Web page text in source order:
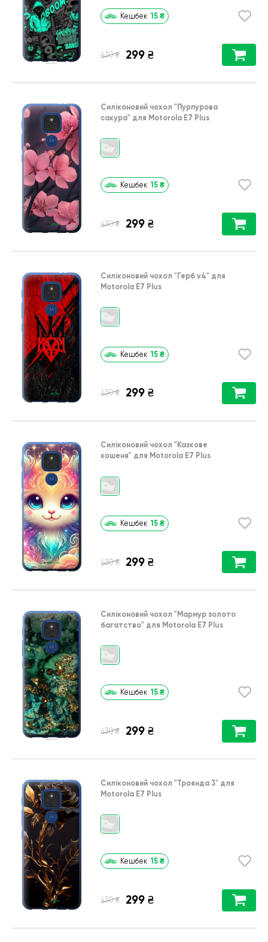
Кешбек 15 ₴
430 ₴ 299 ₴
Силіконовий чохол "Пурпурова
сакура" для Motorola E7 Plus
Кешбек 15 ₴
430 ₴ 299 ₴
Силіконовий чохол "Герб v4" для
Motorola E7 Plus
Кешбек 15 ₴
430 ₴ 299 ₴
Силіконовий чохол "Казкове
кошеня" для Motorola E7 Plus
Кешбек 15 ₴
430 ₴ 299 ₴
Силіконовий чохол "Мармур золото
багатство" для Motorola E7 Plus
Кешбек 15 ₴
430 ₴ 299 ₴
Силіконовий чохол "Троянда 3" для
Motorola E7 Plus
Кешбек 15 ₴
430 ₴ 299 ₴